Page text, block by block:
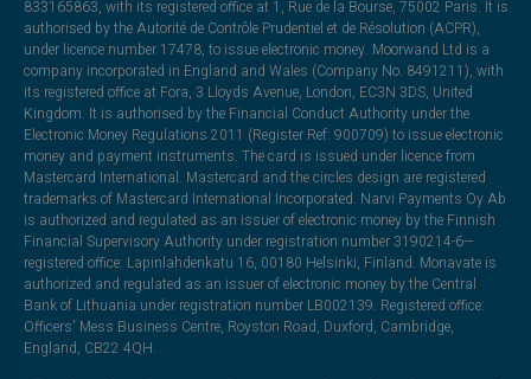
833165863, with its registered office at 1, Rue de la Bourse, 75002 Paris. It is
authorised by the Autorité de Contrôle Prudentiel et de Résolution (ACPR),
under licence number 17478, to issue electronic money. Moorwand Ltd is a
company incorporated in England and Wales (Company No. 8491211), with
its registered office at Fora, 3 Lloyds Avenue, London, EC3N 3DS, United
Kingdom. It is authorised by the Financial Conduct Authority under the
Electronic Money Regulations 2011 (Register Ref: 900709) to issue electronic
money and payment instruments. The card is issued under licence from
Mastercard International. Mastercard and the circles design are registered
trademarks of Mastercard International Incorporated. Narvi Payments Oy Ab
is authorized and regulated as an issuer of electronic money by the Finnish
Financial Supervisory Authority under registration number 3190214-6—
registered office: Lapinlahdenkatu 16, 00180 Helsinki, Finland. Monavate is
authorized and regulated as an issuer of electronic money by the Central
Bank of Lithuania under registration number LB002139. Registered office:
Officers' Mess Business Centre, Royston Road, Duxford, Cambridge,
England, CB22 4QH.